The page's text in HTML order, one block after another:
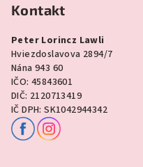
Kontakt
Peter Lorincz Lawli
Hviezdoslavova 2894/7
Nána 943 60
IČO: 45843601
DIČ: 2120713419
IČ DPH: SK1042944342